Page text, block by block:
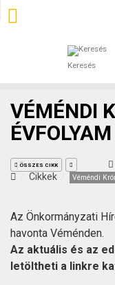
Keresés
SZÁLLÁSOK
ÁLTALÁNOS
KINCSES
VÉMÉNDI
ÖSSZES CIKK
Cikkek Véméndi
Az Önkormányzati
havonta Véménden.
Az aktuális és az
letöltheti a linkre